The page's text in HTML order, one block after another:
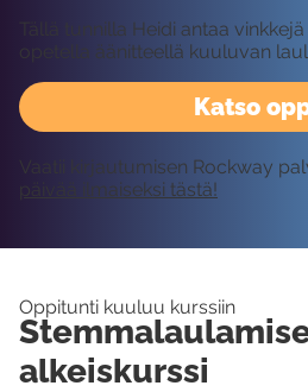
Katso
Tällä tunnilla Heidi antaa
opetella äänitteellä kuuluvan
Vaatii kirjautumisen Rockway
päivää ilmaiseksi tästä!
Oppitunti kuuluu kurssiin
alkeiskurssi